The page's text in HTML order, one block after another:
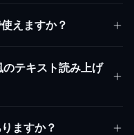
えますか？
キスト読み上げ
ますか？